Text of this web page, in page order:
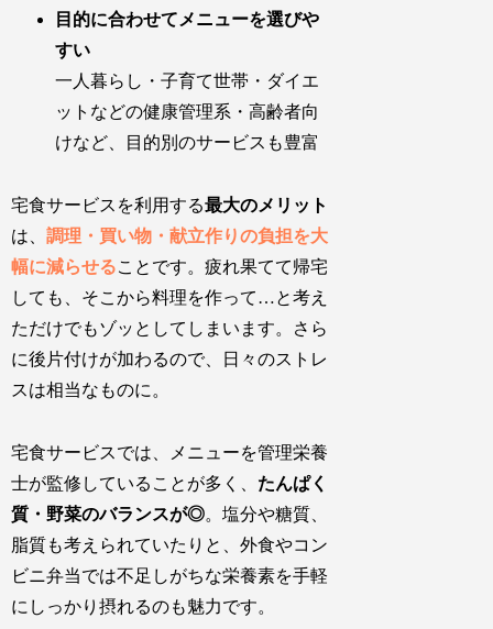
目的に合わせてメニューを選びや
すい
一人暮らし・子育て世帯・ダイエ
ットなどの健康管理系・高齢者向
けなど、目的別のサービスも豊富
宅食サービスを利用する最大のメリット
は、調理・買い物・献立作りの負担を大
幅に減らせることです。疲れ果てて帰宅
しても、そこから料理を作って…と考え
ただけでもゾッとしてしまいます。さら
に後片付けが加わるので、日々のストレ
スは相当なものに。
宅食サービスでは、
メニューを管理栄養
士が監修 していることが多く、 たんぱく
質・野菜のバランスが◎。塩分や糖質、
脂質も考えられていたりと、外食やコン
ビニ弁当では不足しがちな栄養素を手軽
にしっかり摂れるのも魅力です。